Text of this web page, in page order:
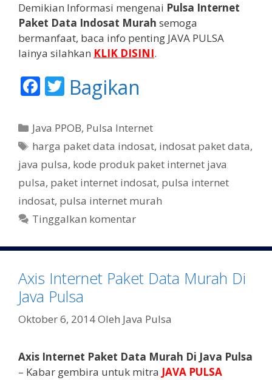
Demikian Informasi mengenai Pulsa Internet
Paket Data Indosat Murah semoga
bermanfaat, baca info penting JAVA PULSA
lainya silahkan KLIK DISINI.
F
e
b
o
o
k
T
itt
er
Bagikan
K
a
e
g
o
r
Java PPOB, Pulsa Internet
T
a
harga paket data indosat, indosat paket data,
java pulsa, kode produk paket internet java
pulsa, paket internet indosat, pulsa internet
indosat, pulsa internet murah
Tinggalkan komentar
Axis Internet Paket Data Murah Di
Java Pulsa
Oktober 6, 2014Oleh Java Pulsa
Axis Internet Paket Data Murah Di Java Pulsa
– Kabar gembira untuk mitra JAVA PULSA